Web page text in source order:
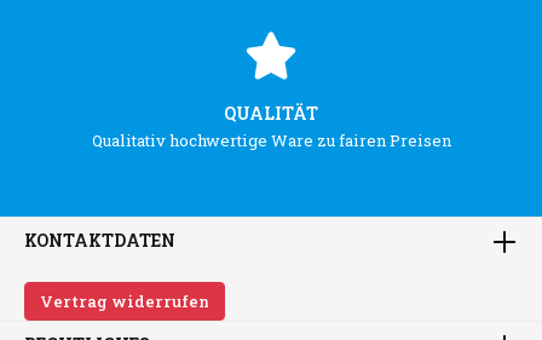
QUALITÄT
Qualitativ hochwertige Ware zu fairen Preisen
KONTAKTDATEN
Vertrag widerrufen